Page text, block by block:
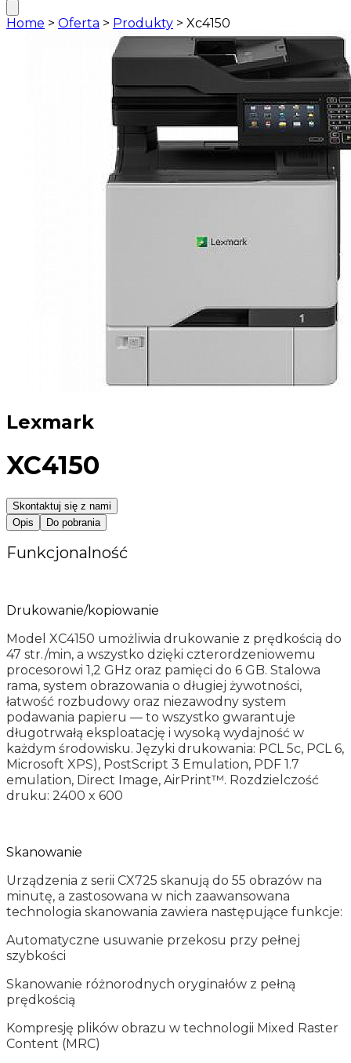
Home > Oferta > Produkty > Xc4150
Lexmark
XC4150
Skontaktuj się z nami
Opis
Do pobrania
Funkcjonalność
Drukowanie/kopiowanie
Model XC4150 umożliwia drukowanie z prędkością do
47 str./min, a wszystko dzięki czterordzeniowemu
procesorowi 1,2 GHz oraz pamięci do 6 GB. Stalowa
rama, system obrazowania o długiej żywotności,
łatwość rozbudowy oraz niezawodny system
podawania papieru — to wszystko gwarantuje
długotrwałą eksploatację i wysoką wydajność w
każdym środowisku. Języki drukowania: PCL 5c, PCL 6,
Microsoft XPS), PostScript 3 Emulation, PDF 1.7
emulation, Direct Image, AirPrint™. Rozdzielczość
druku: 2400 x 600
Skanowanie
Urządzenia z serii CX725 skanują do 55 obrazów na
minutę, a zastosowana w nich zaawansowana
technologia skanowania zawiera następujące funkcje:
Automatyczne usuwanie przekosu przy pełnej
szybkości
Skanowanie różnorodnych oryginałów z pełną
prędkością
Kompresję plików obrazu w technologii Mixed Raster
Content (MRC)